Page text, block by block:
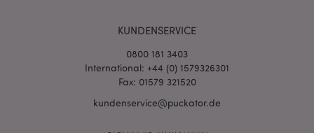
KUNDENSERVICE
0800 181 3403
International: +44 (0) 1579326301
Fax: 01579 321520
kundenservice@puckator.de